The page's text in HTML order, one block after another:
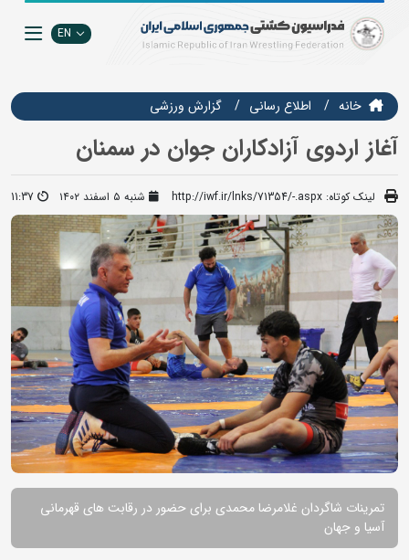
EN
خانه اطلاع رسانی گزارش ورزشی
آغاز اردوی آزادکاران جوان در سمنان
لینک کوتاه: http://iwf.ir/lnks/71354/-.aspx شنبه ۵ اسفند ۱۴۰۲ 11:37
تمرینات شاگردان غلامرضا محمدی برای حضور در رقابت های قهرمانی
آسیا و جهان